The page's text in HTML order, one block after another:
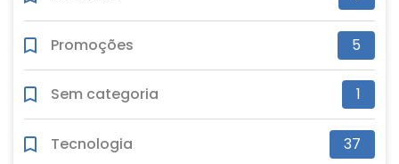
Promoções 5
Sem categoria 1
Tecnologia 37